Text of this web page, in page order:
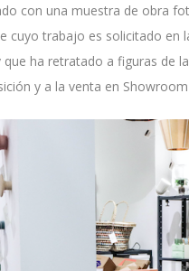
con una muestra de obra
cuyo trabajo es solicitado en
que ha retratado a figuras de
y a la venta en